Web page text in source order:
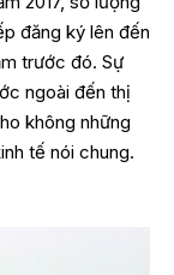
đăng ký lên đến
trước đó. Sự
ngoài đến thị
không những
tế nói chung.